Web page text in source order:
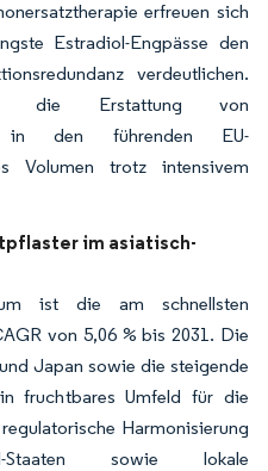
erfreuen sich
Estradiol-Engpässe den
verdeutlichen.
die Erstattung von
in den führenden EU-
Volumen trotz intensivem
im asiatisch-
ist die am schnellsten
von 5,06 % bis 2031. Die
Japan sowie die steigende
fruchtbares Umfeld für die
Harmonisierung
sowie lokale